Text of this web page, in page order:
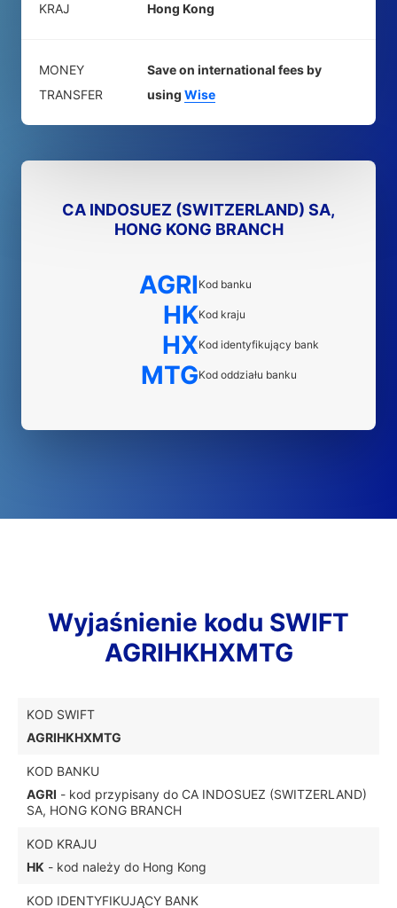
KRAJ Hong Kong
MONEY
TRANSFER
Save on international fees by
using Wise
CA INDOSUEZ (SWITZERLAND) SA,
HONG KONG BRANCH
AGRI Kod banku
HKKod kraju
HXKod identyfikujący bank
MTGKod oddziału banku
Wyjaśnienie kodu SWIFT
AGRIHKHXMTG
KOD SWIFT
AGRIHKHXMTG
KOD BANKU
AGRI - kod przypisany do CA INDOSUEZ (SWITZERLAND)
SA, HONG KONG BRANCH
KOD KRAJU
HK - kod należy do Hong Kong
KOD IDENTYFIKUJĄCY BANK